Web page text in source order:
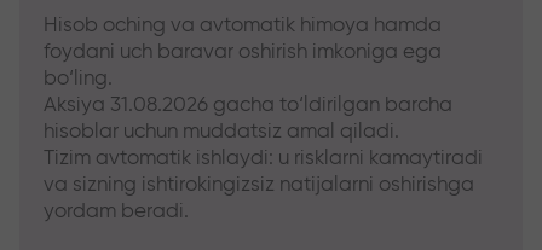
Hisob oching va avtomatik himoya hamda
foydani uch baravar oshirish imkoniga ega
bo‘ling.
Aksiya 31.08.2026 gacha to‘ldirilgan barcha
hisoblar uchun muddatsiz amal qiladi.
Tizim avtomatik ishlaydi: u risklarni kamaytiradi
va sizning ishtirokingizsiz natijalarni oshirishga
yordam beradi.